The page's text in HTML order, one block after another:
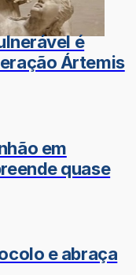
é
Ártemis
em
quase
e abraça